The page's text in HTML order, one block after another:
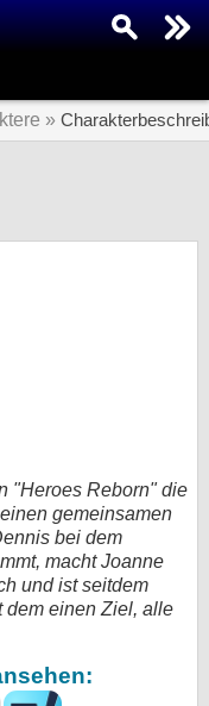
»
"Heroes Reborn" die
gemeinsamen
bei dem
macht Joanne
und ist seitdem
dem einen Ziel, alle